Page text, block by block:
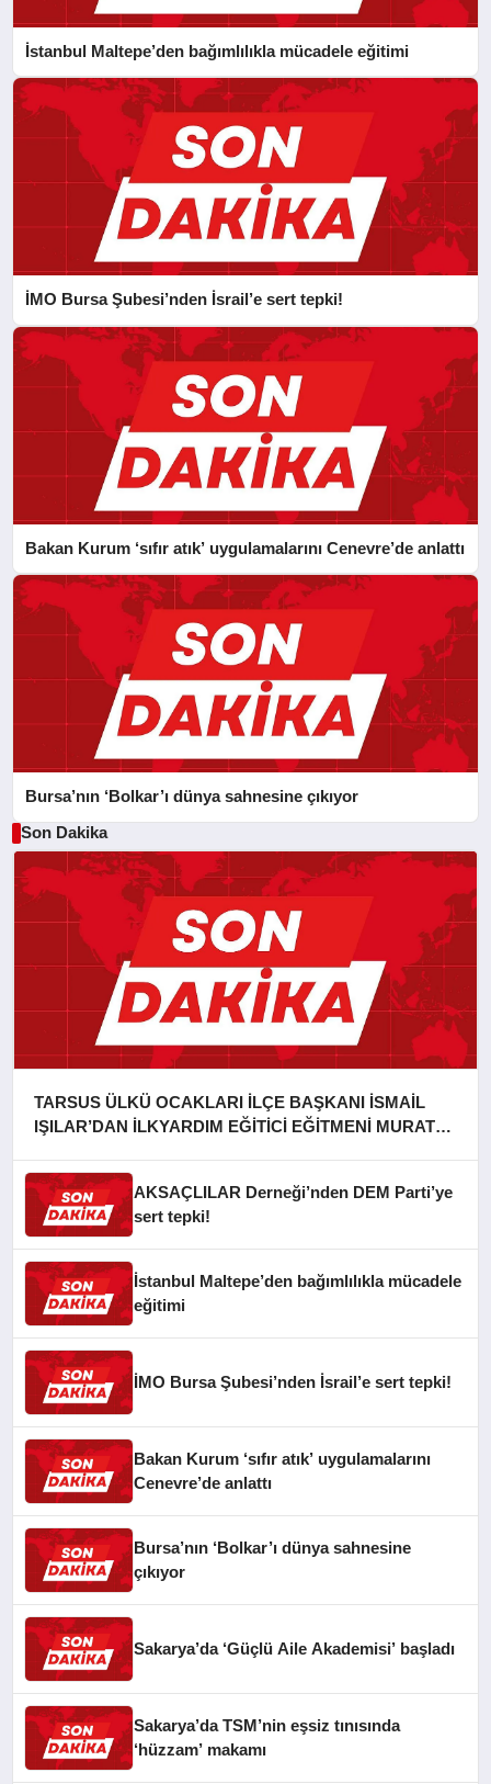
İstanbul Maltepe’den bağımlılıkla mücadele eğitimi
İMO Bursa Şubesi’nden İsrail’e sert tepki!
Bakan Kurum ‘sıfır atık’ uygulamalarını Cenevre’de anlattı
Bursa’nın ‘Bolkar’ı dünya sahnesine çıkıyor
Son Dakika
TARSUS ÜLKÜ OCAKLARI İLÇE BAŞKANI İSMAİL
IŞILAR’DAN İLKYARDIM EĞİTİCİ EĞİTMENİ MURAT
AKSAÇLILAR Derneği’nden DEM Parti’ye
sert tepki!
İstanbul Maltepe’den bağımlılıkla mücadele
eğitimi
İMO Bursa Şubesi’nden İsrail’e sert tepki!
Bakan Kurum ‘sıfır atık’ uygulamalarını
Cenevre’de anlattı
Bursa’nın ‘Bolkar’ı dünya sahnesine
çıkıyor
Sakarya’da ‘Güçlü Aile Akademisi’ başladı
Sakarya’da TSM’nin eşsiz tınısında
‘hüzzam’ makamı